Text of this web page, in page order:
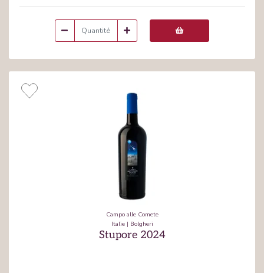
Campo alle Comete
Italie| Bolgheri
Stupore 2024